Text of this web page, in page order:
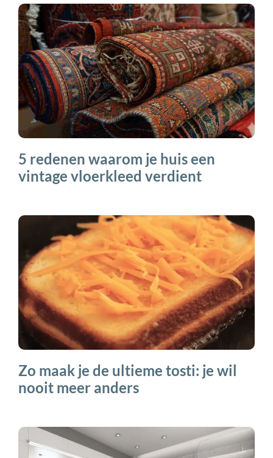
5 redenen waarom je huis een
vintage vloerkleed verdient
Zo maak je de ultieme tosti: je wil
nooit meer anders